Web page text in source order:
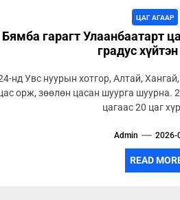
ЦАГ АГААР
Бямба гарагт Улаанбаатарт
градус
нд Увс нуурын хотгор, Алтай,
орж, зөөлөн цасан шуурга шуурна.
цагаас 20 цаг
Admin 2026-
READ